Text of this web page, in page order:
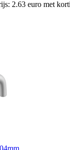
2.63 euro met